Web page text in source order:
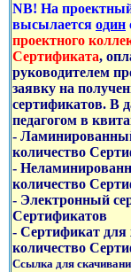
NB! На
высылается один
проектного
Сертификата,
руководителем
заявку на
сертификатов. В
педагогом в
-
количество
-
количество
- Электронный
Сертификатов
- Сертификат для
количество
Ссылка для